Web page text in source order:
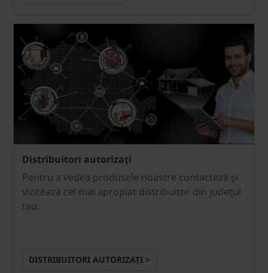
Distribuitori autorizați
Pentru a vedea produsele noastre contacteză și
vizitează cel mai apropiat distribuitor din județul
tau.
DISTRIBUITORI AUTORIZAȚI >